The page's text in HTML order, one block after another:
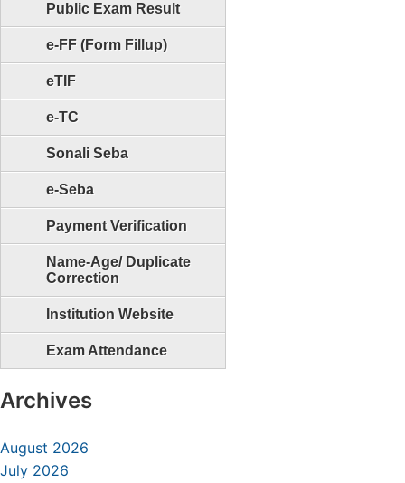
Public Exam Result
e-FF (Form Fillup)
eTIF
e-TC
Sonali Seba
e-Seba
Payment Verification
Name-Age/ Duplicate
Correction
Institution Website
Exam Attendance
Archives
August 2026
July 2026